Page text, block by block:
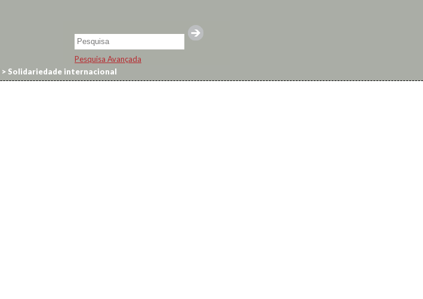
Pesquisa Avançada
> Solidariedade internacional